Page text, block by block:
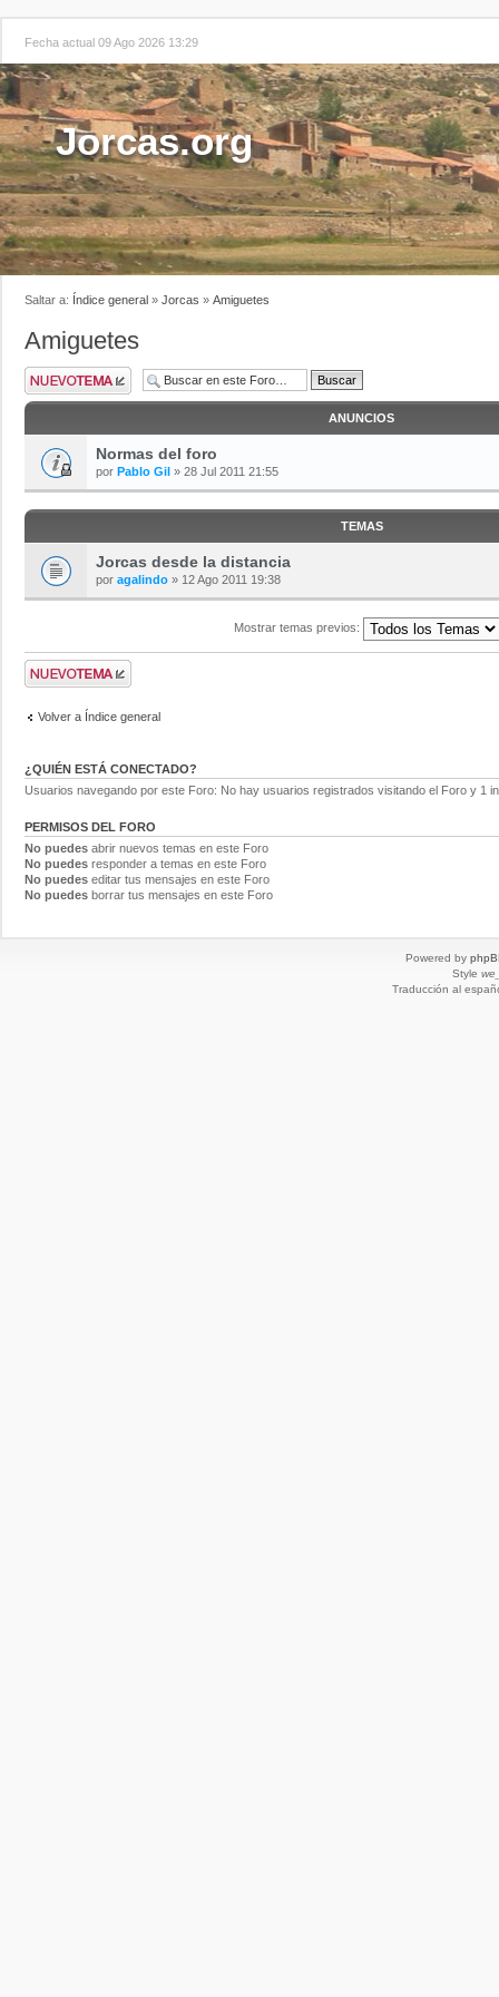
Fecha actual 09 Ago 2026 13:29
Jorcas.org
Saltar a: Índice general » Jorcas » Amiguetes
Amiguetes
ANUNCIOS
Normas del foro
por Pablo Gil » 28 Jul 2011 21:55
TEMAS
Jorcas desde la distancia
por agalindo » 12 Ago 2011 19:38
Mostrar temas previos:
Volver a Índice general
¿QUIÉN ESTÁ CONECTADO?
Usuarios navegando por este Foro: No hay usuarios registrados visitando el Foro y 1
PERMISOS DEL FORO
No puedes abrir nuevos temas en este Foro
No puedes responder a temas en este Foro
No puedes editar tus mensajes en este Foro
No puedes borrar tus mensajes en este Foro
Powered by
Style
Traducción al